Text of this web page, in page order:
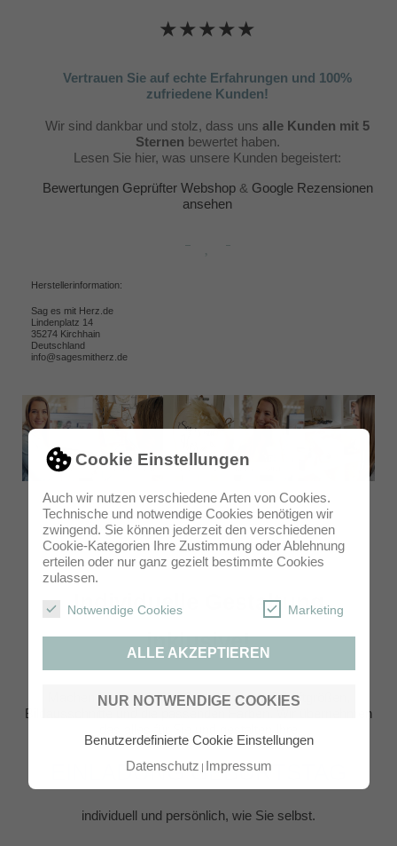
Cookie Einstellungen
Auch wir nutzen verschiedene Arten von Cookies.
Technische und notwendige Cookies benötigen wir
zwingend. Sie können jederzeit den verschiedenen
Cookie-Kategorien Ihre Zustimmung oder Ablehnung
erteilen oder nur ganz gezielt bestimmte Cookies
zulassen.
Notwendige Cookies Marketing
ALLE AKZEPTIEREN
NUR NOTWENDIGE COOKIES
Benutzerdefinierte Cookie Einstellungen
Datenschutz Impressum
★★★★★
Vertrauen Sie auf echte Erfahrungen und 100%
zufriedene Kunden!
Wir sind dankbar und stolz, dass uns alle Kunden mit 5
Sternen bewertet haben.
Lesen Sie hier, was unsere Kunden begeistert:
Bewertungen Geprüfter Webshop& Google Rezensionen
ansehen
Herstellerinformation:
Sag es mit Herz.de
Lindenplatz 14
35274 Kirchhain
Deutschland
info@sagesmitherz.de
Individuelle Gestaltung
inklusive!
Machen Sie sich keine Gedanken um Schriftgrößen,
Bildausschnitte und die passenden Farben. Wir übernehmen
EINLADUNG GEBURTSTAG
individuell und persönlich, wie Sie selbst.